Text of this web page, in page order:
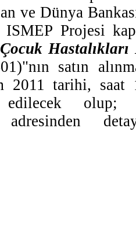
ve Dünya
Projesi
Hastalıkları
satın
2011 tarihi, saat
olup;
adresinden